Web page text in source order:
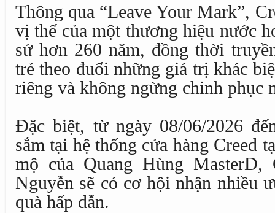
Thông qua “Leave Your Mark”,
vị thế của một thương hiệu nước
sử hơn 260 năm, đồng thời
trẻ theo đuổi những giá trị khác
riêng và không ngừng chinh phục
Đặc biệt, từ ngày 08/06/2026
sắm tại hệ thống cửa hàng Creed
mộ của Quang Hùng
Nguyễn sẽ có cơ hội nhận nhiều
quà hấp dẫn.